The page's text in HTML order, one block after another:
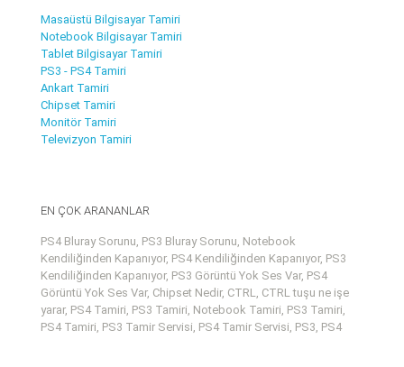
Masaüstü Bilgisayar Tamiri
Notebook Bilgisayar Tamiri
Tablet Bilgisayar Tamiri
PS3 - PS4 Tamiri
Ankart Tamiri
Chipset Tamiri
Monitör Tamiri
Televizyon Tamiri
EN ÇOK ARANANLAR
PS4 Bluray Sorunu, PS3 Bluray Sorunu, Notebook
Kendiliğinden Kapanıyor, PS4 Kendiliğinden Kapanıyor, PS3
Kendiliğinden Kapanıyor, PS3 Görüntü Yok Ses Var, PS4
Görüntü Yok Ses Var, Chipset Nedir, CTRL, CTRL tuşu ne işe
yarar, PS4 Tamiri, PS3 Tamiri, Notebook Tamiri, PS3 Tamiri,
PS4 Tamiri, PS3 Tamir Servisi, PS4 Tamir Servisi, PS3, PS4